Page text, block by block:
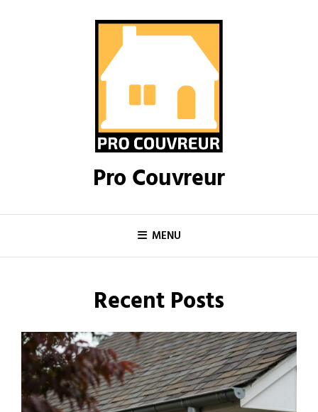
Pro Couvreur
MENU
Recent Posts